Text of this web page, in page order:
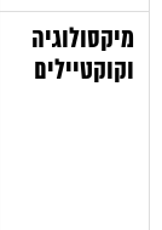
מיקסולוגיה
וקוקטיילים